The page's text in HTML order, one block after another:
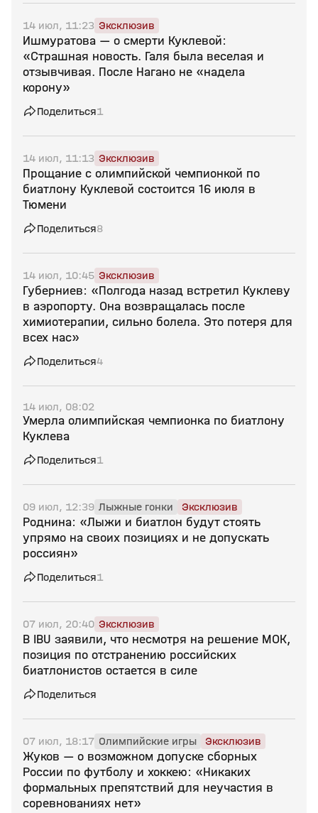
14 июл, 11:23 Эксклюзив
Ишмуратова — о смерти Куклевой:
«Страшная новость. Галя была веселая и
отзывчивая. После Нагано не «надела
корону»
Поделиться1
14 июл, 11:13 Эксклюзив
Прощание с олимпийской чемпионкой по
биатлону Куклевой состоится 16 июля в
Тюмени
Поделиться8
14 июл, 10:45 Эксклюзив
Губерниев: «Полгода назад встретил Куклеву
в аэропорту. Она возвращалась после
химиотерапии, сильно болела. Это потеря для
всех нас»
Поделиться4
14 июл, 08:02
Умерла олимпийская чемпионка по биатлону
Куклева
Поделиться1
09 июл, 12:39 Лыжные гонки Эксклюзив
Роднина: «Лыжи и биатлон будут стоять
упрямо на своих позициях и не допускать
россиян»
Поделиться1
07 июл, 20:40 Эксклюзив
В IBU заявили, что несмотря на решение МОК,
позиция по отстранению российских
биатлонистов остается в силе
Поделиться
07 июл, 18:17 Олимпийские игры Эксклюзив
Жуков — о возможном допуске сборных
России по футболу и хоккею: «Никаких
формальных препятствий для неучастия в
соревнованиях нет»